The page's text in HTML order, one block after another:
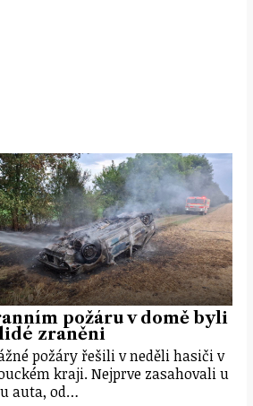
požáru v domě byli
zraněni
požáry řešili v neděli hasiči v
kraji. Nejprve zasahovali u
auta, od…